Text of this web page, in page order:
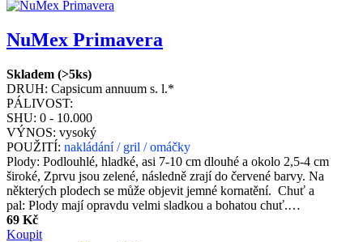
NuMex Primavera
Skladem (>5ks)
DRUH: Capsicum annuum s. l.*
PÁLIVOST:
SHU: 0 - 10.000
VÝNOS: vysoký
POUŽITÍ: nakládání / gril / omáčky
Plody: Podlouhlé, hladké, asi 7-10 cm dlouhé a okolo 2,5-4 cm
široké, Zprvu jsou zelené, následně zrají do červené barvy. Na
některých plodech se může objevit jemné kornatění. Chuť a
pal: Plody mají opravdu velmi sladkou a bohatou chuť.…
69 Kč
Koupit